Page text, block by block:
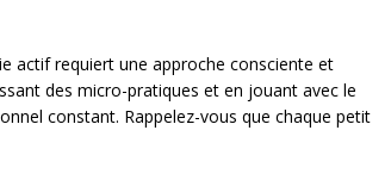
actif requiert une approche consciente et
des micro-pratiques et en jouant avec le
constant. Rappelez-vous que chaque petit